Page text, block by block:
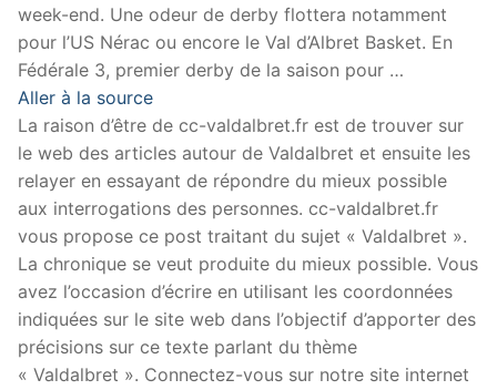
week-end. Une odeur de derby flottera notamment
pour l’US Nérac ou encore le Val d’Albret Basket. En
Fédérale 3, premier derby de la saison pour …
Aller à la source
La raison d’être de cc-valdalbret.fr est de trouver sur
le web des articles autour de Valdalbret et ensuite les
relayer en essayant de répondre du mieux possible
aux interrogations des personnes. cc-valdalbret.fr
vous propose ce post traitant du sujet « Valdalbret ».
La chronique se veut produite du mieux possible. Vous
avez l’occasion d’écrire en utilisant les coordonnées
indiquées sur le site web dans l’objectif d’apporter des
précisions sur ce texte parlant du thème
« Valdalbret ». Connectez-vous sur notre site internet